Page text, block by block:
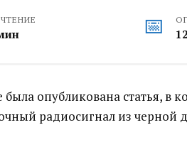
опубликована статья, в
радиосигнал из черной